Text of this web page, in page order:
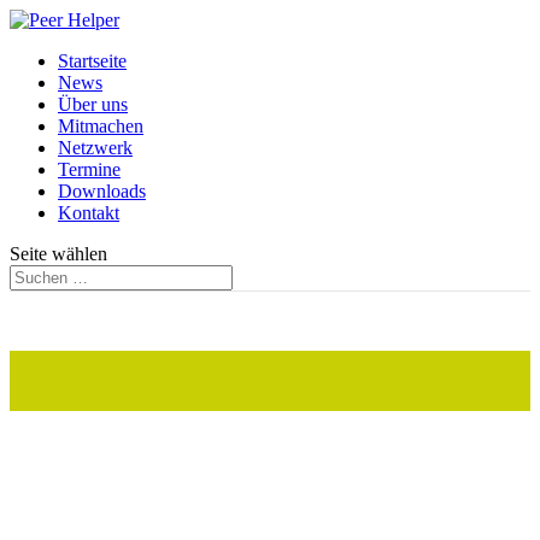
Startseite
News
Über uns
Mitmachen
Netzwerk
Termine
Downloads
Kontakt
Seite wählen